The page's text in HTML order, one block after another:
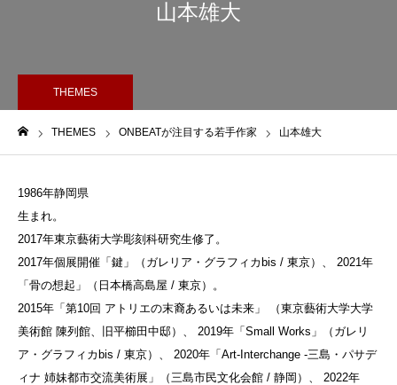
山本雄大
THEMES
THEMES ONBEATが注目する若手作家 山本雄大
1986年静岡県
生まれ。
2017年東京藝術大学彫刻科研究生修了。
2017年個展開催「鍵」（ガレリア・グラフィカbis / 東京）、 2021年
「骨の想起」（日本橋高島屋 / 東京）。
2015年「第10回 アトリエの末裔あるいは未来」 （東京藝術大学大学
美術館 陳列館、旧平櫛田中邸）、 2019年「Small Works」（ガレリ
ア・グラフィカbis / 東京）、 2020年「Art-Interchange -三島・パサデ
ィナ 姉妹都市交流美術展」（三島市民文化会館 / 静岡）、 2022年